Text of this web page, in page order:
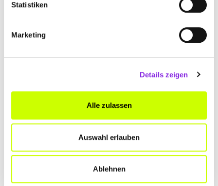
Statistiken
Marketing
Details zeigen
Alle zulassen
Auswahl erlauben
Ablehnen
+493695825310
scout-outdoor.de
Keine Öffnungszeiten angegeben